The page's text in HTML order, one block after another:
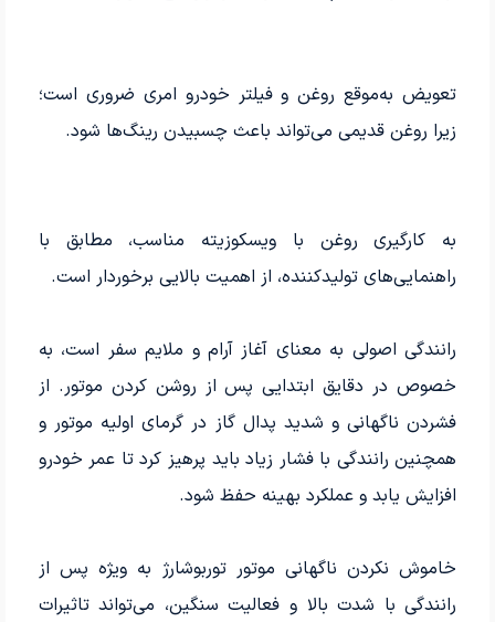
تعویض به‌موقع روغن و فیلتر خودرو امری ضروری است؛
زیرا روغن قدیمی می‌تواند باعث چسبیدن رینگ‌ها شود.
به کارگیری روغن با ویسکوزیته مناسب، مطابق با
راهنمایی‌های تولیدکننده، از اهمیت بالایی برخوردار است.
رانندگی اصولی به معنای آغاز آرام و ملایم سفر است، به
خصوص در دقایق ابتدایی پس از روشن کردن موتور. از
فشردن ناگهانی و شدید پدال گاز در گرمای اولیه موتور و
همچنین رانندگی با فشار زیاد باید پرهیز کرد تا عمر خودرو
افزایش یابد و عملکرد بهینه حفظ شود.
خاموش نکردن ناگهانی موتور توربوشارژ به ویژه پس از
رانندگی با شدت بالا و فعالیت سنگین، می‌تواند تاثیرات